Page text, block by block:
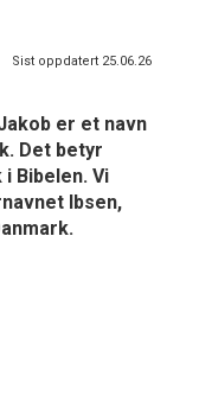
Sist oppdatert 25.06.26
er et navn
Det betyr
Bibelen. Vi
Ibsen,